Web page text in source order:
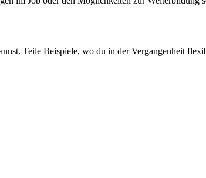
Teile Beispiele, wo du in der Vergangenheit